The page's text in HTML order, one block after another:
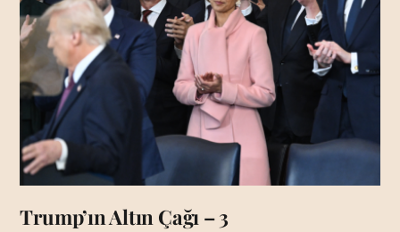
Trump’ın Altın Çağı – 3